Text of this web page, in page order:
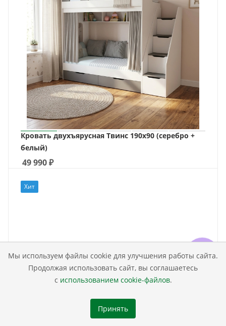
Мы используем файлы cookie для улучшения работы сайта.
Продолжая использовать сайт, вы соглашаетесь
с использованием cookie-файлов.
Принять
Кровать двухъярусная Твинс 190х90 (серебро +
белый)
49 990₽
Хит